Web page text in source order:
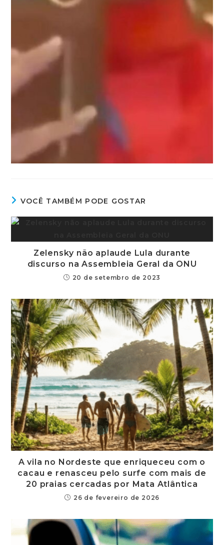
VOCÊ TAMBÉM PODE GOSTAR
Zelensky não aplaude Lula durante
discurso na Assembleia Geral da ONU
20 de setembro de 2023
A vila no Nordeste que enriqueceu com o
cacau e renasceu pelo surfe com mais de
20 praias cercadas por Mata Atlântica
26 de fevereiro de 2026